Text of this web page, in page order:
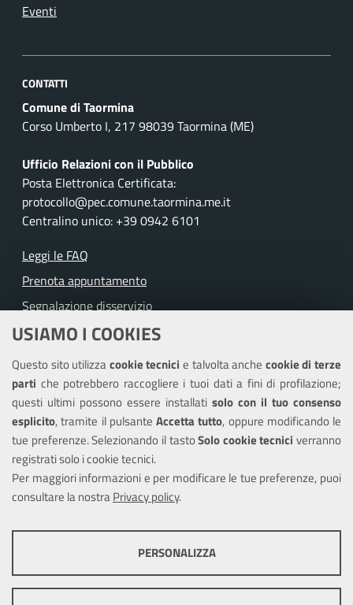
USIAMO I COOKIES
Questo sito utilizzacookie tecnicie talvolta anche cookie di terze
parti che potrebbero raccogliere i tuoi dati a fini di profilazione;
questi ultimi possono essere installati solo con il tuo consenso
esplicito, tramite il pulsante Accetta tutto, oppure modificando le
tue preferenze. Selezionando il tastoSolo cookie tecnici verranno
registrati solo i cookie tecnici.
Per maggiori informazioni e per modificare le tue preferenze, puoi
consultare la nostraPrivacy policy.
PERSONALIZZA
Eventi
CONTATTI
Comune di Taormina
Corso Umberto I, 217 98039 Taormina (ME)
Ufficio Relazioni con il Pubblico
Posta Elettronica Certificata:
protocollo@pec.comune.taormina.me.it
Centralino unico: +39 0942 6101
Leggi le FAQ
Prenota appuntamento
Segnalazione disservizio
Richiesta assistenza
Amministrazione trasparente
Informativa privacy
Note legali
Piano di miglioramento del sito
Dichiarazione di accessibilità